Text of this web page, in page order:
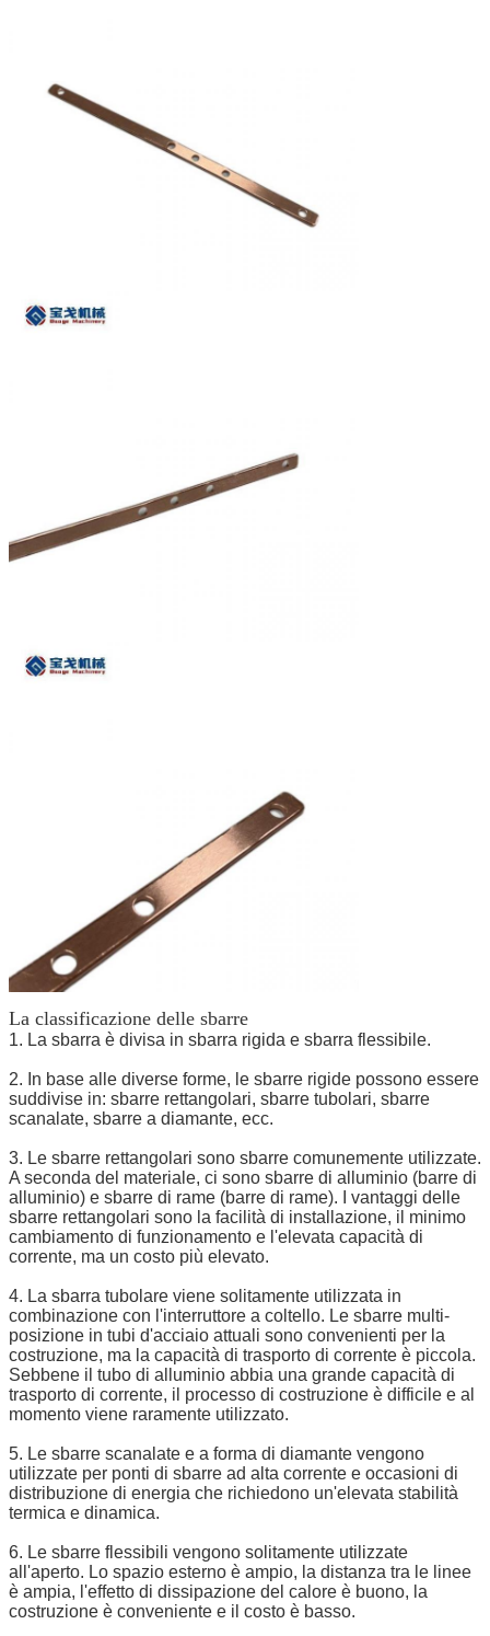
La classificazione delle sbarre
1. La sbarra è divisa in sbarra rigida e sbarra flessibile.
2. In base alle diverse forme, le sbarre rigide possono essere
suddivise in: sbarre rettangolari, sbarre tubolari, sbarre
scanalate, sbarre a diamante, ecc.
3. Le sbarre rettangolari sono sbarre comunemente utilizzate.
A seconda del materiale, ci sono sbarre di alluminio (barre di
alluminio) e sbarre di rame (barre di rame). I vantaggi delle
sbarre rettangolari sono la facilità di installazione, il minimo
cambiamento di funzionamento e l'elevata capacità di
corrente, ma un costo più elevato.
4. La sbarra tubolare viene solitamente utilizzata in
combinazione con l'interruttore a coltello. Le sbarre multi-
posizione in tubi d'acciaio attuali sono convenienti per la
costruzione, ma la capacità di trasporto di corrente è piccola.
Sebbene il tubo di alluminio abbia una grande capacità di
trasporto di corrente, il processo di costruzione è difficile e al
momento viene raramente utilizzato.
5. Le sbarre scanalate e a forma di diamante vengono
utilizzate per ponti di sbarre ad alta corrente e occasioni di
distribuzione di energia che richiedono un'elevata stabilità
termica e dinamica.
6. Le sbarre flessibili vengono solitamente utilizzate
all'aperto. Lo spazio esterno è ampio, la distanza tra le linee
è ampia, l'effetto di dissipazione del calore è buono, la
costruzione è conveniente e il costo è basso.